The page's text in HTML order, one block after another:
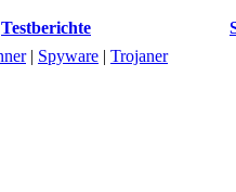
Testberichte
| Spyware | Trojaner